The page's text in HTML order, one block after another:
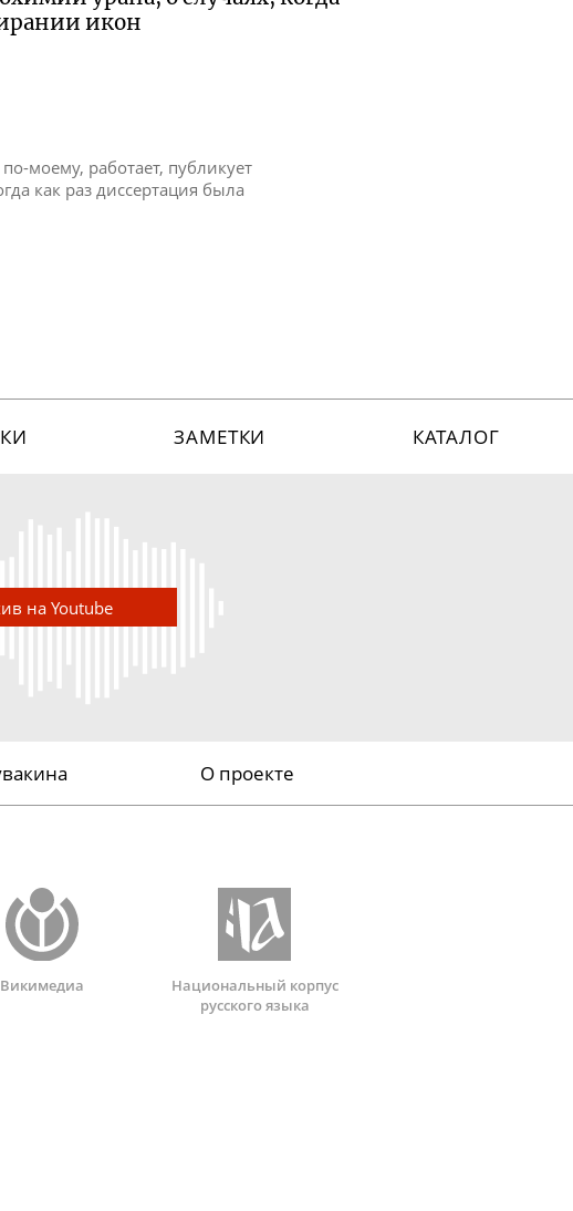
икон
моему, работает, публикует
как раз диссертация была
ЗАМЕТКИ КАТАЛОГ
на Youtube
О проекте
Викимедиа
Национальный корпус
русского языка